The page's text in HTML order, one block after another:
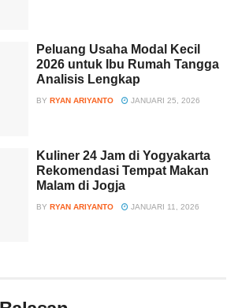
Peluang Usaha Modal Kecil
2026 untuk Ibu Rumah Tangga
Analisis Lengkap
BY RYAN ARIYANTO JANUARI 25, 2026
Kuliner 24 Jam di Yogyakarta
Rekomendasi Tempat Makan
Malam di Jogja
BY RYAN ARIYANTO JANUARI 11, 2026